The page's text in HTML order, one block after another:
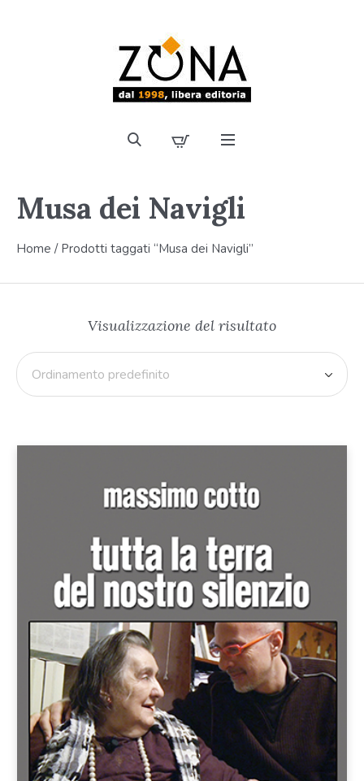
Musa dei Navigli
Home / Prodotti taggati “Musa dei Navigli”
Visualizzazione del risultato